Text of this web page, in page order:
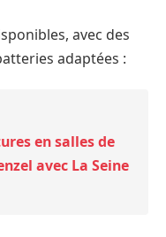
avec des
adaptées :
en salles de
avec La Seine